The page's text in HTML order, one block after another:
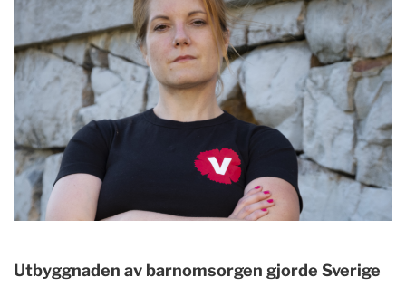
Utbyggnaden av barnomsorgen gjorde Sverige